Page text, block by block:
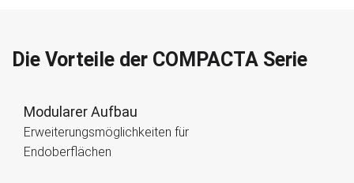
Die Vorteile der COMPACTA Serie
Modularer Aufbau
Erweiterungsmöglichkeiten für
Endoberflächen